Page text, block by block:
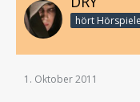
1. Oktober 2011